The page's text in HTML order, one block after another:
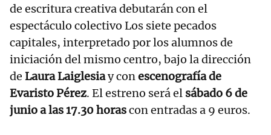
de escritura creativa debutarán con el
espectáculo colectivo Los siete pecados
capitales, interpretado por los alumnos de
iniciación del mismo centro, bajo la dirección
de Laura Laiglesiay conescenografía de
Evaristo Pérez. El estreno será el sábado 6 de
junio a las 17.30 horascon entradas a 9 euros.